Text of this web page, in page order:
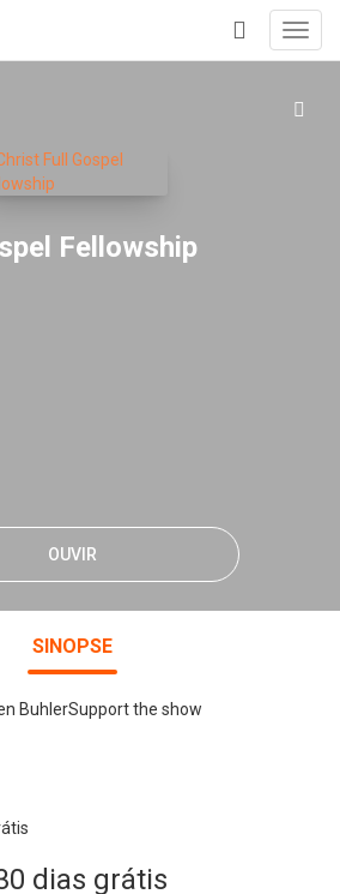
+
Fellowship
OUVIR
SINOPSE
BuhlerSupport the show
dias grátis